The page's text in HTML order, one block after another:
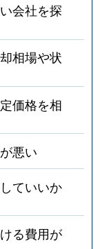
会社を探
相場や状
価格を相
悪い
ていいか
る費用が